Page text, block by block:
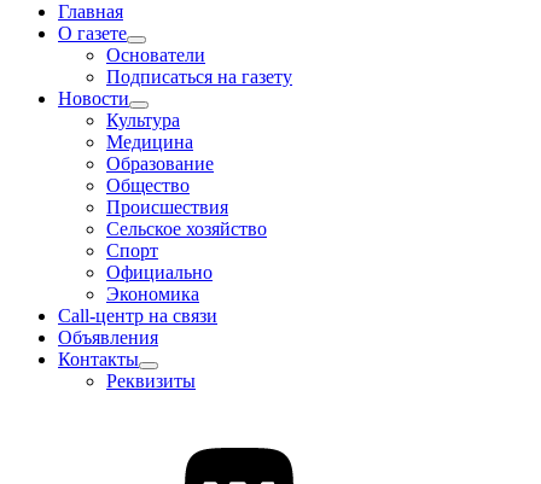
Главная
О газете
Основатели
Подписаться на газету
Новости
Культура
Медицина
Образование
Общество
Происшествия
Сельское хозяйство
Спорт
Официально
Экономика
Call-центр на связи
Объявления
Контакты
Реквизиты